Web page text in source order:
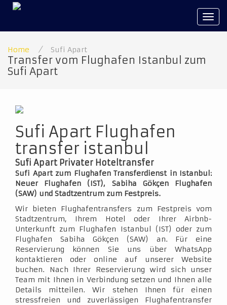
Home / Sufi Apart
Transfer vom Flughafen Istanbul zum
Sufi Apart
Sufi Apart Flughafen
transfer istanbul
Sufi Apart Privater Hoteltransfer
Sufi Apart zum Flughafen Transferdienst in Istanbul:
Neuer Flughafen (IST), Sabiha Gökçen Flughafen
(SAW) und Stadtzentrum zum Festpreis.
Wir bieten Flughafentransfers zum Festpreis vom
Stadtzentrum, Ihrem Hotel oder Ihrer Airbnb-
Unterkunft zum Flughafen Istanbul (IST) oder zum
Flughafen Sabiha Gökçen (SAW) an. Für eine
Reservierung können Sie uns über WhatsApp
kontaktieren oder online auf unserer Website
buchen. Nach Ihrer Reservierung wird sich unser
Team mit Ihnen in Verbindung setzen und Ihnen alle
Details mitteilen. Wir stehen Ihnen für einen
stressfreien und zuverlässigen Flughafentransfer